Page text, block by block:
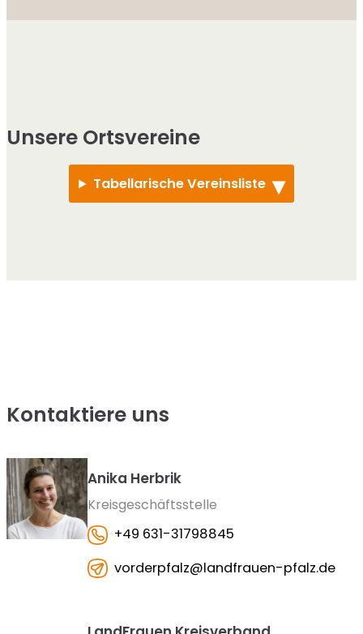
Unsere Ortsvereine
Tabellarische Vereinsliste
Kontaktiere uns
Anika Herbrik
Kreisgeschäftsstelle
+49 631-31798845
vorderpfalz@landfrauen-pfalz.de